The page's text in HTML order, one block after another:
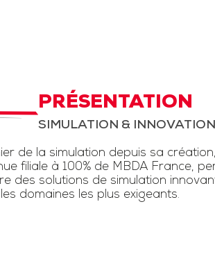
PRÉSENTATION
SIMULATION & INNOVATION
de la simulation depuis sa
filiale à 100% de MBDA France,
des solutions de simulation
domaines les plus exigeants.